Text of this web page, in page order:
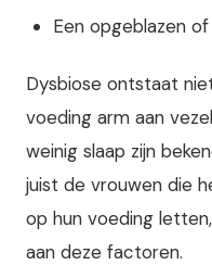
Een opgeblazen
Dysbiose ontstaat
voeding arm aan
weinig slaap zijn
juist de vrouwen die
op hun voeding
aan deze factoren.